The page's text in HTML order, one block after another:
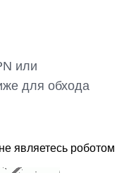
или
для обхода
являетесь роботом